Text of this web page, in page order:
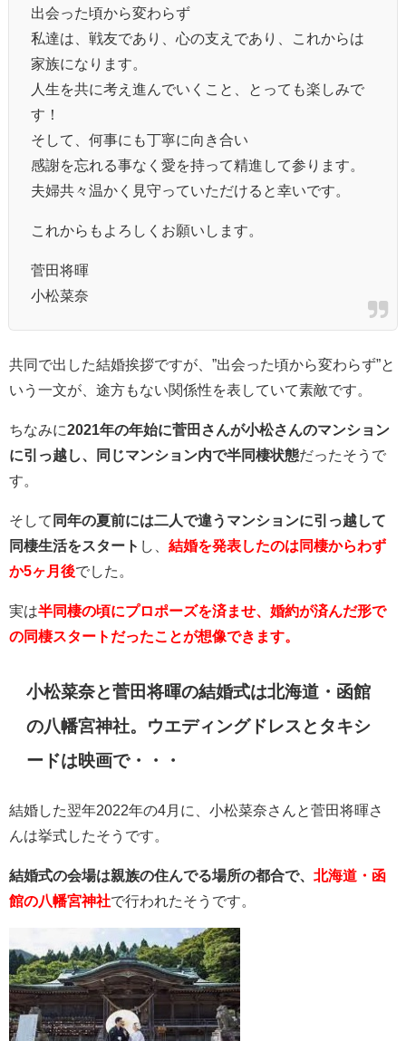
出会った頃から変わらず
私達は、戦友であり、心の支えであり、これからは
家族になります。
人生を共に考え進んでいくこと、とっても楽しみで
す！
そして、何事にも丁寧に向き合い
感謝を忘れる事なく愛を持って精進して参ります。
夫婦共々温かく見守っていただけると幸いです。
これからもよろしくお願いします。
菅田将暉
小松菜奈
共同で出した結婚挨拶ですが、”出会った頃から変わらず”と
いう一文が、途方もない関係性を表していて素敵です。
ちなみに2021年の年始に菅田さんが小松さんのマンション
に引っ越し、同じマンション内で半同棲状態だったそうで
す。
そして 同年の夏前には二人で違うマンションに引っ越して
同棲生活をスタート し、 結婚を発表したのは同棲からわず
か5ヶ月後でした。
実は半同棲の頃にプロポーズを済ませ、婚約が済んだ形で
の同棲スタートだったことが想像できます。
小松菜奈と菅田将暉の結婚式は北海道・函館
の八幡宮神社。ウエディングドレスとタキシ
ードは映画で・・・
結婚した翌年2022年の4月に、小松菜奈さんと菅田将暉さ
んは挙式したそうです。
結婚式の会場は親族の住んでる場所の都合で、 北海道・函
館の八幡宮神社で行われたそうです。